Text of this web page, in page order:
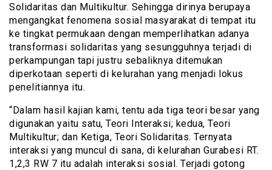
Solidaritas dan Multikultur. Sehingga dirinya berupaya
mengangkat fenomena sosial masyarakat di tempat itu
ke tingkat permukaan dengan memperlihatkan adanya
transformasi solidaritas yang sesungguhnya terjadi di
perkampungan tapi justru sebaliknya ditemukan
diperkotaan seperti di kelurahan yang menjadi lokus
penelitiannya itu.
“Dalam hasil kajian kami, tentu ada tiga teori besar yang
digunakan yaitu satu, Teori Interaksi; kedua, Teori
Multikultur; dan Ketiga, Teori Solidaritas. Ternyata
interaksi yang muncul di sana, di kelurahan Gurabesi RT.
1,2,3 RW 7 itu adalah interaksi sosial. Terjadi gotong